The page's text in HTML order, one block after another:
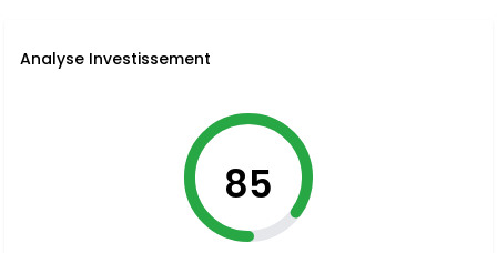
Analyse Investissement
85